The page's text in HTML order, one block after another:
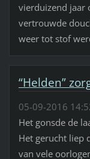
vierduizend jaar
vertrouwde
weer tot stof
“Helden”
05-09-2016
Het gonsde de
Het gerucht liep
van vele